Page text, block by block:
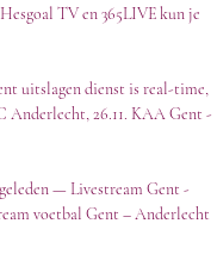
TV en 365LIVE kun je
uitslagen dienst is real-time,
Anderlecht, 26.11. KAA Gent -
— Livestream Gent -
voetbal Gent – Anderlecht